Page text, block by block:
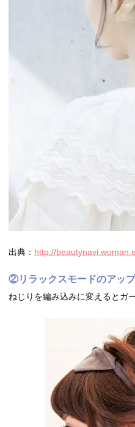
出典： http://
②リラックスモードのアッ
ねじりを編み込みに変えるとガ